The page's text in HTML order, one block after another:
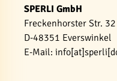
SPERLI GmbH
Freckenhorster Str. 32
D-48351 Everswinkel
E-Mail: